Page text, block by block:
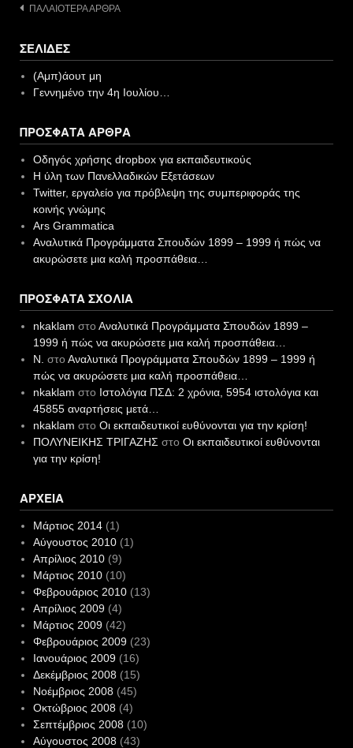
Πλοήγηση
ΠΑΛΑΙΌΤΕΡΑ ΆΡΘΡΑ
ΣΕΛΊΔΕΣ
(Αμπ)άουτ μη
Γεννημένο την 4η Ιουλίου…
ΠΡΌΣΦΑΤΑ ΆΡΘΡΑ
Οδηγός χρήσης dropbox για εκπαιδευτικούς
Η ύλη των Πανελλαδικών Εξετάσεων
Twitter, εργαλείο για πρόβλεψη της συμπεριφοράς της
κοινής γνώμης
Ars Grammatica
Αναλυτικά Προγράμματα Σπουδών 1899 – 1999 ή πώς να
ακυρώσετε μια καλή προσπάθεια…
ΠΡΌΣΦΑΤΑ ΣΧΌΛΙΑ
nkaklam στοΑναλυτικά Προγράμματα Σπουδών 1899 –
1999 ή πώς να ακυρώσετε μια καλή προσπάθεια…
N. στοΑναλυτικά Προγράμματα Σπουδών 1899 – 1999 ή
πώς να ακυρώσετε μια καλή προσπάθεια…
nkaklam στο Ιστολόγια ΠΣΔ: 2 χρόνια, 5954 ιστολόγια και
45855 αναρτήσεις μετά…
nkaklam στο Οι εκπαιδευτικοί ευθύνονται για την κρίση!
ΠΟΛΥΝΕΙΚΗΣ ΤΡΙΓΑΖΗΣ στο Οι εκπαιδευτικοί ευθύνονται
για την κρίση!
ΑΡΧΕΊΑ
Μάρτιος 2014(1)
Αύγουστος 2010(1)
Απρίλιος 2010(9)
Μάρτιος 2010(10)
Φεβρουάριος 2010(13)
Απρίλιος 2009(4)
Μάρτιος 2009(42)
Φεβρουάριος 2009(23)
Ιανουάριος 2009(16)
Δεκέμβριος 2008(15)
Νοέμβριος 2008(45)
Οκτώβριος 2008(4)
Σεπτέμβριος 2008(10)
Αύγουστος 2008(43)